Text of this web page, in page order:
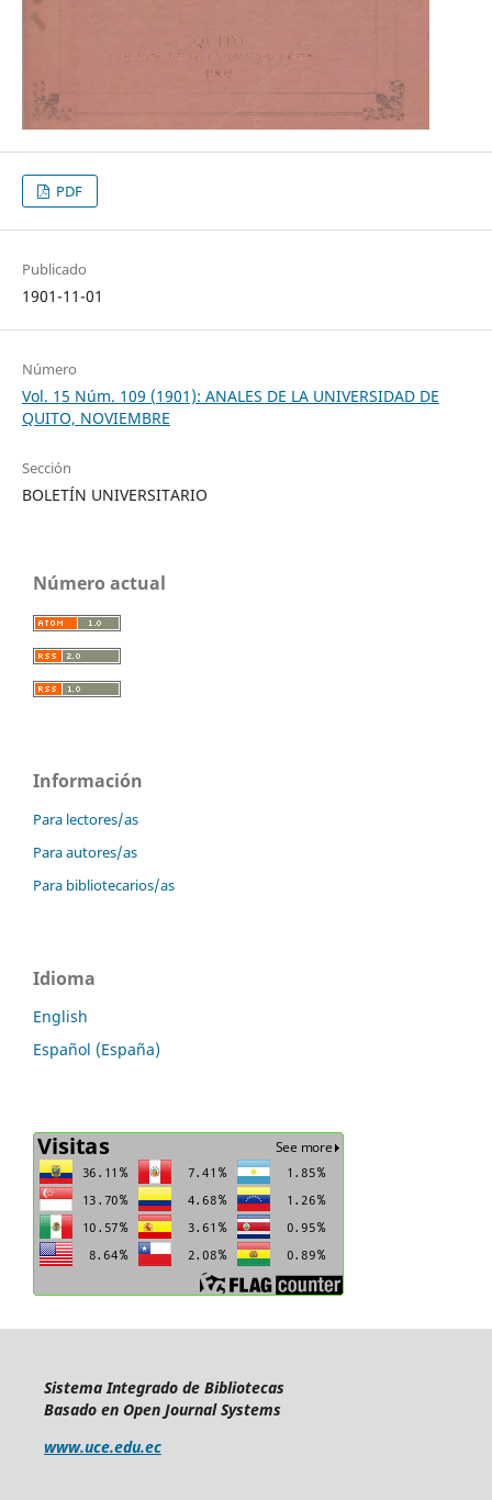
PDF
Publicado
1901-11-01
Número
Vol. 15 Núm. 109 (1901): ANALES DE LA UNIVERSIDAD DE
QUITO, NOVIEMBRE
Sección
BOLETÍN UNIVERSITARIO
Número actual
Información
Para lectores/as
Para autores/as
Para bibliotecarios/as
Idioma
English
Español (España)
Sistema Integrado de Bibliotecas
Basado en Open Journal Systems
www.uce.edu.ec